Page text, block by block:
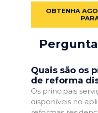
OBTENHA
Quais são os
de reforma
Os principais
disponíveis no